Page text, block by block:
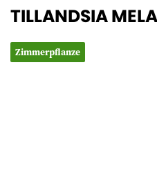
TILLANDSIA
Zimmerpflanze